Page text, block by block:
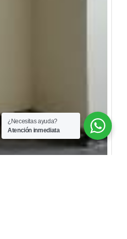
¿Necesitas ayuda?
Atención inmediata